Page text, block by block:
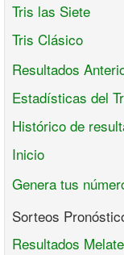
Tris las Siete
Tris Clásico
Resultados
Estadísticas del
Histórico de
Inicio
Genera tus
Sorteos
Resultados Melate